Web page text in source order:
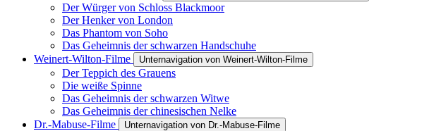
Der Würger von Schloss Blackmoor
Der Henker von London
Das Phantom von Soho
Das Geheimnis der schwarzen Handschuhe
Weinert-Wilton-Filme
Unternavigation von Weinert-Wilton-Filme
Der Teppich des Grauens
Die weiße Spinne
Das Geheimnis der schwarzen Witwe
Das Geheimnis der chinesischen Nelke
Dr.-Mabuse-Filme
Unternavigation von Dr.-Mabuse-Filme